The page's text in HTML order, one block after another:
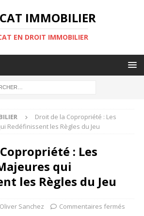
IMMOBILIER
EN DROIT IMMOBILIER
Droit de la Copropriété : Les
Redéfinissent les Règles du Jeu
: Les
qui
les Règles du Jeu
Oliver Sanchez Commentaires fermés